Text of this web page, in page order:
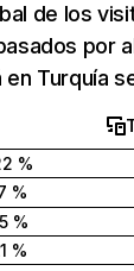
de los
por
Turquía
%
%
%
%